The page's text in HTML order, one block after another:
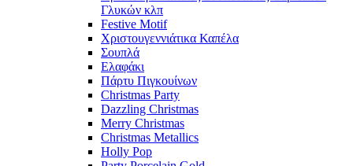
Γλυκών κλπ
Festive Motif
Χριστουγεννιάτικα Καπέλα
Σουπλά
Ελαφάκι
Πάρτυ Πιγκουίνων
Christmas Party
Dazzling Christmas
Merry Christmas
Christmas Metallics
Holly Pop